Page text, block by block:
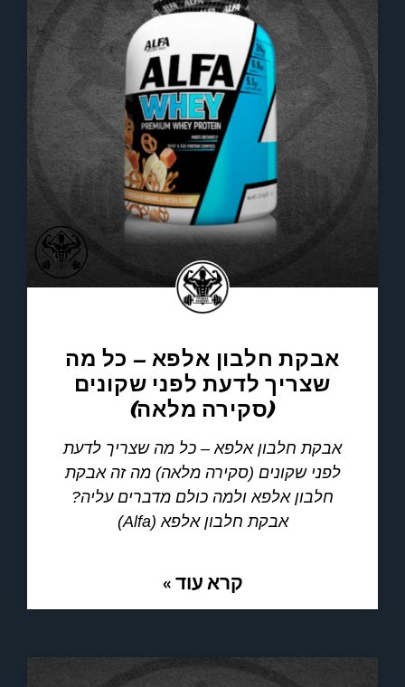
אבקת חלבון אלפא – כל מה
שצריך לדעת לפני שקונים
(סקירה מלאה)
אבקת חלבון אלפא – כל מה שצריך לדעת
לפני שקונים (סקירה מלאה) מה זה אבקת
חלבון אלפא ולמה כולם מדברים עליה?
אבקת חלבון אלפא (Alfa)
קרא עוד »